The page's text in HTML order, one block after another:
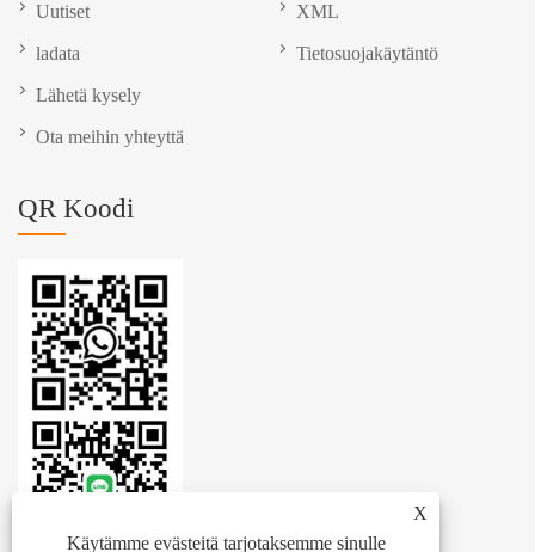
X
Käytämme evästeitä tarjotaksemme sinulle
Uutiset
ladata
Lähetä kysely
Ota meihin yhteyttä
XML
Tietosuojakäytäntö
QR Koodi